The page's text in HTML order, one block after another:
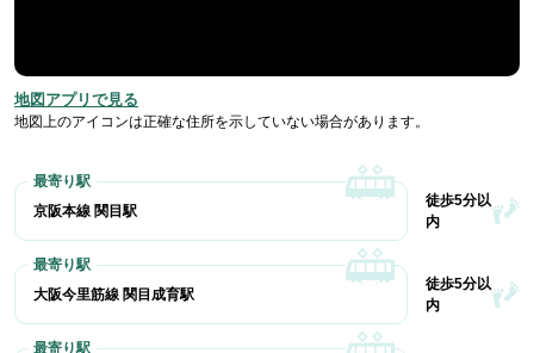
地図アプリで見る
地図上のアイコンは正確な住所を示していない場合があります。
京阪本線 関目駅
徒歩5分以
内
大阪今里筋線 関目成育駅
徒歩5分以
内